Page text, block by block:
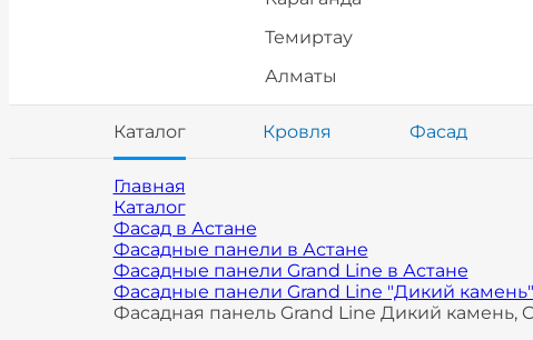
Темиртау
Алматы
Каталог Кровля Фасад
Главная
Каталог
Фасад в Астане
Фасадные панели в Астане
Фасадные панели Grand Line в Астане
Фасадные панели Grand Line "Дикий
Фасадная панель Grand Line Дикий камень,